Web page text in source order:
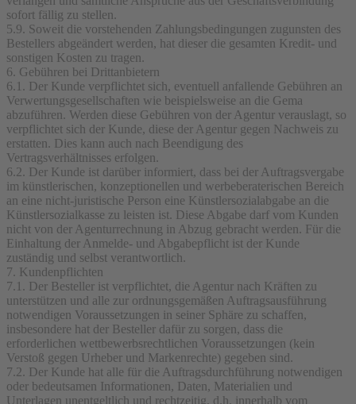
sofort fällig zu stellen.
5.9. Soweit die vorstehenden Zahlungsbedingungen zugunsten des
Bestellers abgeändert werden, hat dieser die gesamten Kredit- und
sonstigen Kosten zu tragen.
6. Gebühren bei Drittanbietern
6.1. Der Kunde verpflichtet sich, eventuell anfallende Gebühren an
Verwertungsgesellschaften wie beispielsweise an die Gema
abzuführen. Werden diese Gebühren von der Agentur verauslagt, so
verpflichtet sich der Kunde, diese der Agentur gegen Nachweis zu
erstatten. Dies kann auch nach Beendigung des
Vertragsverhältnisses erfolgen.
6.2. Der Kunde ist darüber informiert, dass bei der Auftragsvergabe
im künstlerischen, konzeptionellen und werbeberaterischen Bereich
an eine nicht-juristische Person eine Künstlersozialabgabe an die
Künstlersozialkasse zu leisten ist. Diese Abgabe darf vom Kunden
nicht von der Agenturrechnung in Abzug gebracht werden. Für die
Einhaltung der Anmelde- und Abgabepflicht ist der Kunde
zuständig und selbst verantwortlich.
7. Kundenpflichten
7.1. Der Besteller ist verpflichtet, die Agentur nach Kräften zu
unterstützen und alle zur ordnungsgemäßen Auftragsausführung
notwendigen Voraussetzungen in seiner Sphäre zu schaffen,
insbesondere hat der Besteller dafür zu sorgen, dass die
erforderlichen wettbewerbsrechtlichen Voraussetzungen (kein
Verstoß gegen Urheber und Markenrechte) gegeben sind.
7.2. Der Kunde hat alle für die Auftragsdurchführung notwendigen
oder bedeutsamen Informationen, Daten, Materialien und
Unterlagen unentgeltlich und rechtzeitig, d.h. innerhalb vom